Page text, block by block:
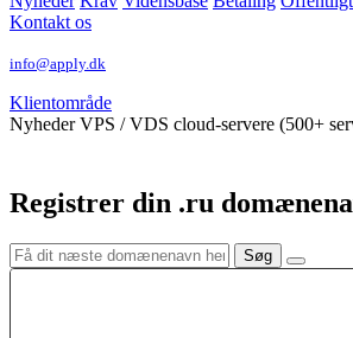
Kontakt os
info@apply.dk
Klientområde
Nyheder VPS / VDS cloud-servere (500+
Registrer din .ru